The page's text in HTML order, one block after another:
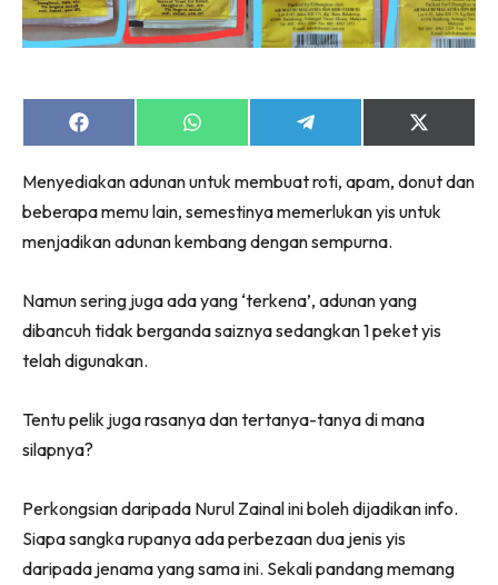
Share
on
Share
on
Share
on
Share
on
(Twitter)
Menyediakan adunan untuk membuat roti, apam, donut dan
beberapa memu lain, semestinya memerlukan yis untuk
menjadikan adunan kembang dengan sempurna.
Namun sering juga ada yang ‘terkena’, adunan yang
dibancuh tidak berganda saiznya sedangkan 1 peket yis
telah digunakan.
Tentu pelik juga rasanya dan tertanya-tanya di mana
silapnya?
Perkongsian daripada Nurul Zainal ini boleh dijadikan info.
Siapa sangka rupanya ada perbezaan dua jenis yis
daripada jenama yang sama ini. Sekali pandang memang